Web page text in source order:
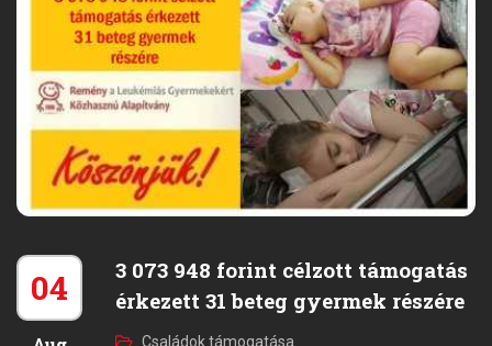
04
3 073 948 forint célzott támogatás
érkezett 31 beteg gyermek részére
Családok támogatása